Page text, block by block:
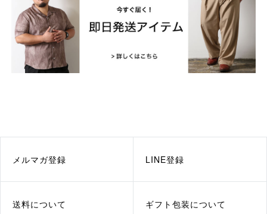
メルマガ登録 LINE登録
送料について ギフト包装について